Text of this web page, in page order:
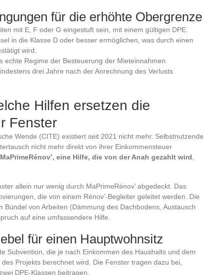
für die erhöhte Obergrenze
mit E, F oder G eingestuft sein, mit einem gültigen DPE.
in die Klasse D oder besser ermöglichen, was durch einen
wird.
echte Regime der Besteuerung der Mieteinnahmen
drei Jahre nach der Anrechnung des Verlusts
Hilfen ersetzen die
Fenster
Wende (CITE) existiert seit 2021 nicht mehr. Selbstnutzende
nicht mehr direkt von ihrer Einkommensteuer
MaPrimeRénov’, eine Hilfe, die von der Anah gezahlt wird
allein nur wenig durch MaPrimeRénov’ abgedeckt. Das
die von einem Rénov’-Begleiter geleitet werden. Die
Bündel von Arbeiten (Dämmung des Dachbodens, Austausch
auf eine umfassendere Hilfe.
für einen Hauptwohnsitz
Subvention, die je nach Einkommen des Haushalts und dem
Projekts berechnet wird. Die Fenster tragen dazu bei,
DPE-Klassen beitragen.